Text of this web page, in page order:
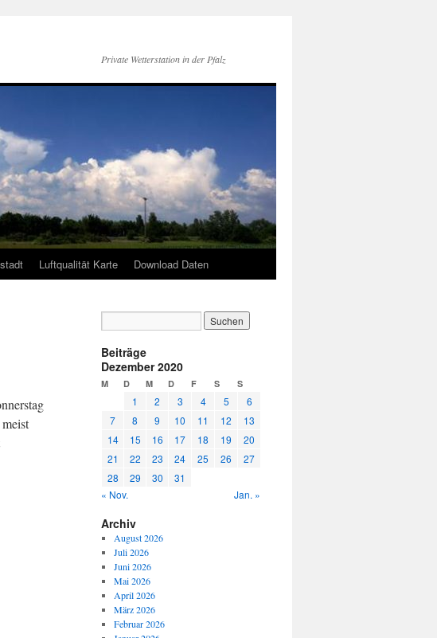
Private Wetterstation in der Pfalz
Luftqualität Karte Download Daten
Beiträge
Dezember 2020
M D M D F S S
1 2 3 4 5
6
7
8 9 10 11 12
13
14
15 16 17 18 19
20
21
22 23 24 25 26
27
28
29 30
31
« Nov.
Jan. »
Archiv
August 2026
Juli 2026
Juni 2026
Mai 2026
April 2026
März 2026
Februar 2026